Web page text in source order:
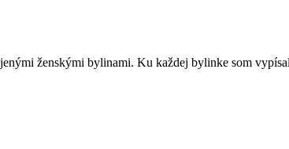
ženskými bylinami. Ku každej bylinke som